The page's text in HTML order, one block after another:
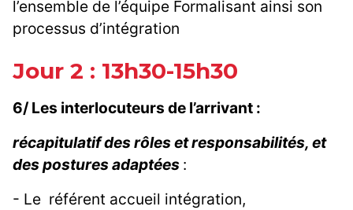
l’ensemble de l’équipe Formalisant ainsi son
processus d’intégration
Jour 2 : 13h30-15h30
6/ Les interlocuteurs de l’arrivant :
récapitulatif des rôles et responsabilités, et
des postures adaptées :
- Le référent accueil intégration,